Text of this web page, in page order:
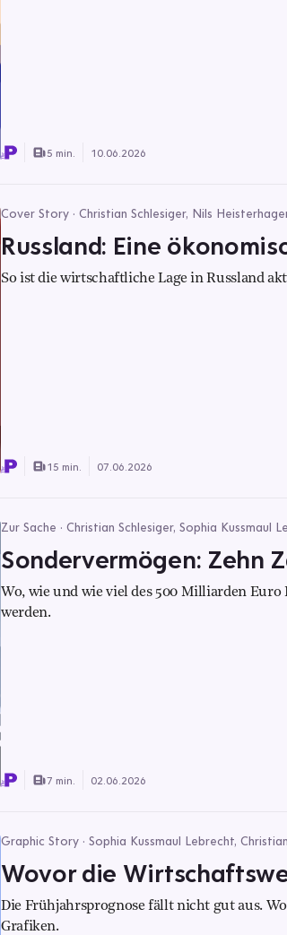
5 min. 10.06.2026
Cover Story · Christian Schlesiger, Nils
Russland: Eine
So ist die wirtschaftliche Lage in Russland
15 min. 07.06.2026
Zur Sache · Christian Schlesiger, Sophia Kussmaul
Sondervermögen: Zehn
Wo, wie und wie viel des 500 Milliarden
werden.
7 min. 02.06.2026
Graphic Story · Sophia Kussmaul Lebrecht,
Wovor die
Die Frühjahrsprognose fällt nicht gut aus.
Grafiken.